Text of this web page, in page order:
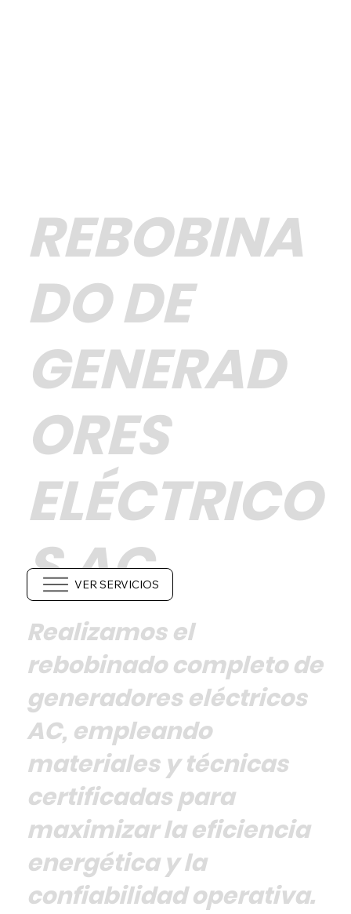
Anterior
Todos los Servicios
Siguiente
Realizamos el
rebobinado completo de
generadores eléctricos
AC, empleando
materiales y técnicas
certificadas para
maximizar la eficiencia
energética y la
confiabilidad operativa.
REBOBINA
DO DE
GENERAD
ORES
ELÉCTRICO
S AC
VER SERVICIOS